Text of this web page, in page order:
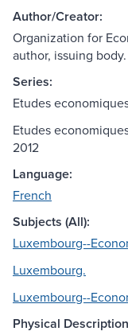
Author/Creator:
Organization for
author, issuing body.
Series:
Etudes
Etudes
2012
Language:
French
Subjects (All):
Luxembourg--
Luxembourg.
Luxembourg--
Physical